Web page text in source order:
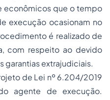
econômicos que o tempo
execução ocasionam no
é realizado de
com respeito ao devido
garantias extrajudiciais.
de Lei nº 6.204/2019
agente de execução.